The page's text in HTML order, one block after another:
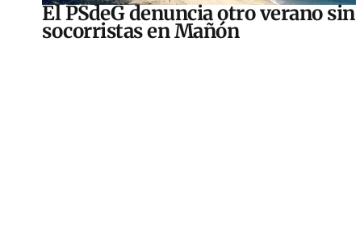
El PSdeG denuncia otro verano sin
socorristas en Mañón